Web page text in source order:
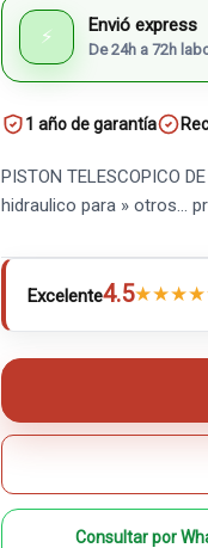
⚡ Envió express
De 24h a 72h
1 año de garantía
PISTON TELESCOPICO
hidraulico para » otros...
Excelente4.5★★★★
Consultar por